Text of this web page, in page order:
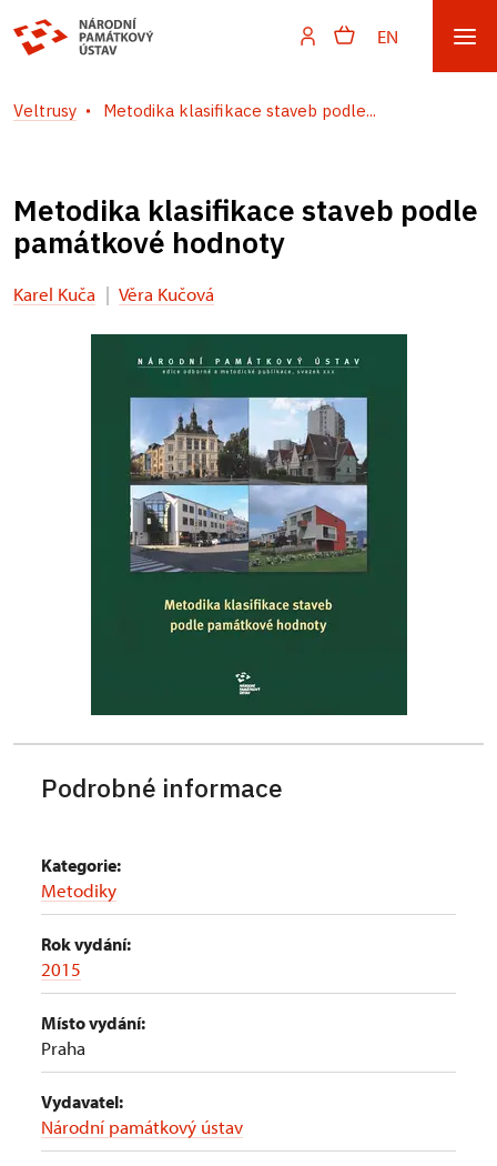
EN
Veltrusy Metodika klasifikace staveb podle...
Metodika klasifikace staveb podle
památkové hodnoty
Karel Kuča | Věra Kučová
Podrobné informace
Kategorie:
Metodiky
Rok vydání:
2015
Místo vydání:
Praha
Vydavatel:
Národní památkový ústav